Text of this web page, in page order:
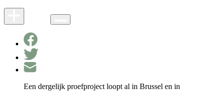
Een dergelijk proefproject loopt al in Brussel en in